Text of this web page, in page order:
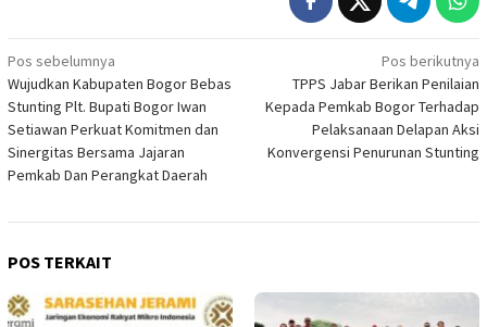
Navigasi
pos
Pos sebelumnya
Wujudkan Kabupaten Bogor Bebas
Stunting Plt. Bupati Bogor Iwan
Setiawan Perkuat Komitmen dan
Sinergitas Bersama Jajaran
Pemkab Dan Perangkat Daerah
Pos berikutnya
TPPS Jabar Berikan Penilaian
Kepada Pemkab Bogor Terhadap
Pelaksanaan Delapan Aksi
Konvergensi Penurunan Stunting
POS TERKAIT